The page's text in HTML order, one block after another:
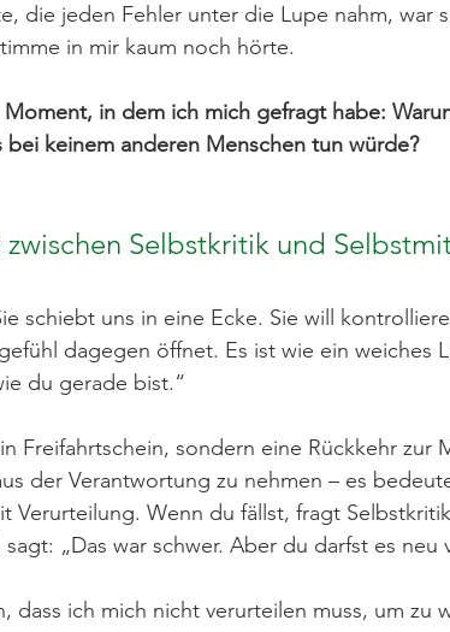
die jeden Fehler unter die Lupe nahm, war
in mir kaum noch hörte.
in dem ich mich gefragt habe:
bei keinem anderen Menschen tun würde?
Selbstkritik und
schiebt uns in eine Ecke. Sie will
dagegen öffnet. Es ist wie ein weiches
du gerade bist.“
Freifahrtschein, sondern eine Rückkehr zur
der Verantwortung zu nehmen – es
Verurteilung. Wenn du fällst, fragt
„Das war schwer. Aber du darfst es neu
dass ich mich nicht verurteilen muss, um zu